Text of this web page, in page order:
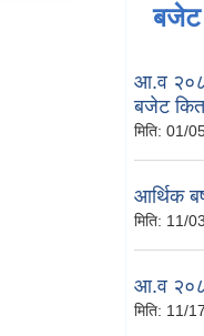
बजेट
आ.व
बजेट
मिति: 01/
आर्थिक
मिति: 11/
आ.व
मिति: 11/